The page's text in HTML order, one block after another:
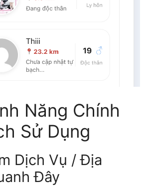
Năng Chính
Sử Dụng
Dịch Vụ / Địa
Đây